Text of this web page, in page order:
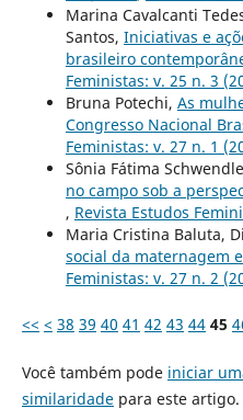
Marina Cavalcanti
Santos, Iniciativas e
brasileiro
Feministas: v. 25 n. 3
Bruna Potechi, As
Congresso Nacional
Feministas: v. 27 n. 1
Sônia Fátima
no campo sob a
, Revista Estudos
Maria Cristina Baluta,
social da maternagem
Feministas: v. 27 n. 2
<< < 38 39 40 41 42 43 44 45
Você também pode iniciar
similaridadepara este artigo.